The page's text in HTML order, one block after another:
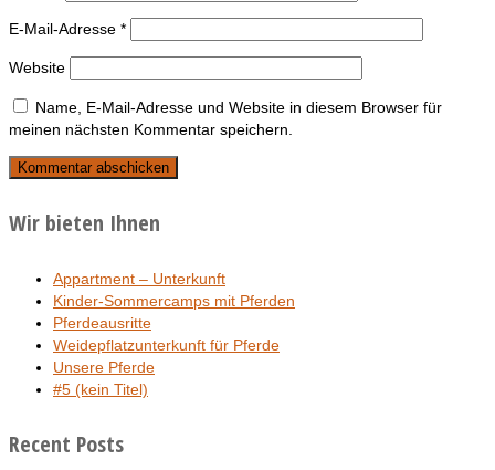
E-Mail-Adresse *
Website
Name, E-Mail-Adresse und Website in diesem Browser für
meinen nächsten Kommentar speichern.
Wir bieten Ihnen
Appartment – Unterkunft
Kinder-Sommercamps mit Pferden
Pferdeausritte
Weidepflatzunterkunft für Pferde
Unsere Pferde
#5 (kein Titel)
Recent Posts